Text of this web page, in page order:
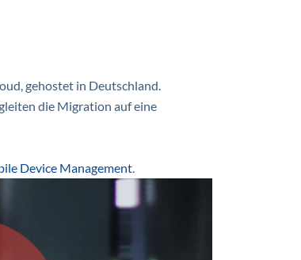
gehostet in Deutschland.
die Migration auf eine
Device Management.